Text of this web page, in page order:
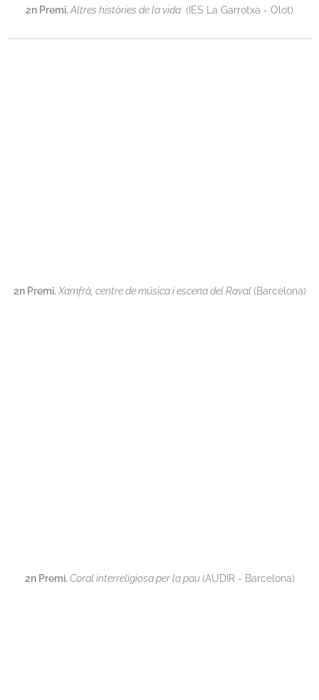
2n Premi.Altres històries de la vida (IES La Garrotxa - Olot)
2n Premi.Xamfrà, centre de música i escena del Raval (Barcelona)
2n Premi. Coral interreligiosa per la pau(AUDIR - Barcelona)